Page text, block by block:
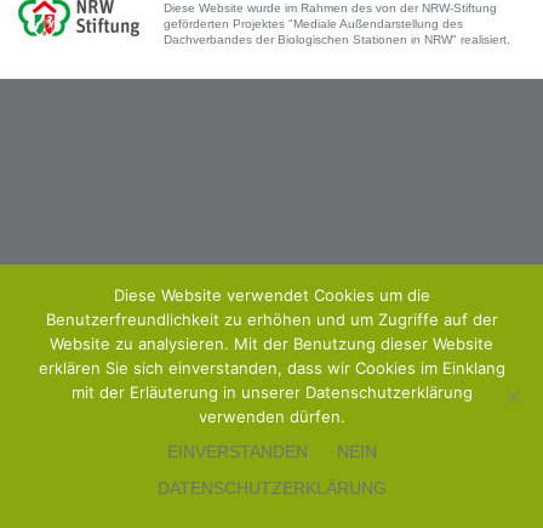
Diese Website wurde im Rahmen des von der NRW-Stiftung
geförderten Projektes "Mediale Außendarstellung des
Dachverbandes der Biologischen Stationen in NRW" realisiert.
Diese Website verwendet Cookies um die
Benutzerfreundlichkeit zu erhöhen und um Zugriffe auf der
Website zu analysieren. Mit der Benutzung dieser Website
erklären Sie sich einverstanden, dass wir Cookies im Einklang
mit der Erläuterung in unserer Datenschutzerklärung
verwenden dürfen.
EINVERSTANDEN
NEIN
DATENSCHUTZERKLÄRUNG